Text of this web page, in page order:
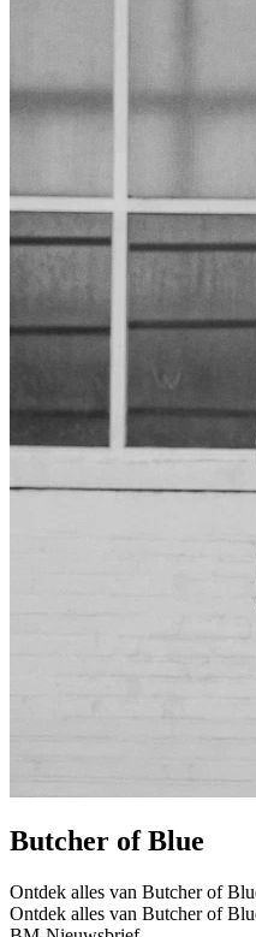
Butcher of Blue
Ontdek alles van Butcher of
Ontdek alles van Butcher of